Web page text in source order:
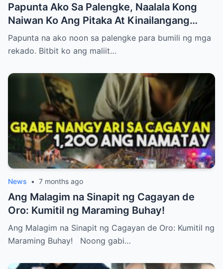
Papunta Ako Sa Palengke, Naalala Kong
Naiwan Ko Ang Pitaka At Kinailangang
Umuwi, Pero…
Papunta na ako noon sa palengke para bumili ng mga
rekado. Bitbit ko ang maliit…
News • 7 months ago
Ang Malagim na Sinapit ng Cagayan de
Oro: Kumitil ng Maraming Buhay!
Ang Malagim na Sinapit ng Cagayan de Oro: Kumitil ng
Maraming Buhay! Noong gabi…